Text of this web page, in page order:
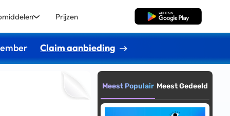
Prijzen Gratis Download
Claim aanbieding
Meest Populair Meest Gedeeld